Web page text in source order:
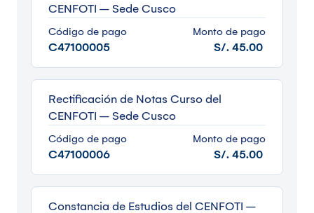
CENFOTI – Sede Cusco
Código de pago
C47100005
Monto de pago
S/. 45.00
Rectificación de Notas Curso del
CENFOTI – Sede Cusco
Código de pago
C47100006
Monto de pago
S/. 45.00
Constancia de Estudios del CENFOTI –